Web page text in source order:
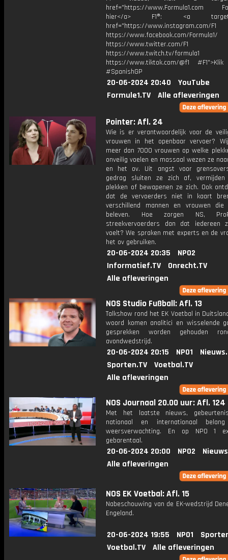
href="https://www.Formula1.com
hier</a> F1®: <a
href="https://www.instagram.com/F1
https://www.facebook.com/Formula1/
https://www.twitter.com/F1
https://www.twitch.tv/formula1
https://www.tiktok.com/@f1
#SpanishGP
20-06-2024 20:40
YouTube
Formule1.TV
Alle afleveringen
Pointer: Afl. 24
Wie is er verantwoordelijk voor de
vrouwen in het openbaar vervoer?
meer dan 7000 vrouwen op welke
onveilig voelen en massaal wezen ze
en het ov. Uit angst voor
gedrag sluiten ze zich af,
plekken of bewapenen ze zich. Ook
dat de vervoerders niet in kaart
verschillend mannen en vrouwen die
beleven. Hoe zorgen NS,
streekvervoerders dan dat iedereen
voelt? We spraken met experts en de
het ov gebruiken.
20-06-2024 20:35
NPO2
Informatief.TV
Onrecht.TV
Alle afleveringen
NOS Studio Fußball: Afl. 13
Talkshow rond het EK Voetbal in
woord komen analitici en wisselende
gesprekken worden gehouden
avondwedstrijd.
20-06-2024 20:15 NPO1
Sporten.TV
Voetbal.TV
Alle afleveringen
NOS Journaal 20.00 uur: Afl. 124
Met het laatste nieuws,
nationaal en internationaal
weersverwachting. En op NPO 1
gebarentaal.
20-06-2024 20:00 NPO2
Alle afleveringen
NOS EK Voetbal: Afl. 15
Nabeschouwing van de EK-wedstrijd
Engeland.
20-06-2024 19:55 NPO1
Voetbal.TV
Alle afleveringen